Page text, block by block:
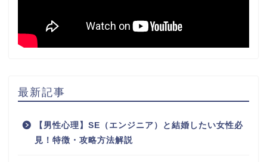
最新記事
【男性心理】SE（エンジニア）と結婚したい女性必
見！特徴・攻略方法解説